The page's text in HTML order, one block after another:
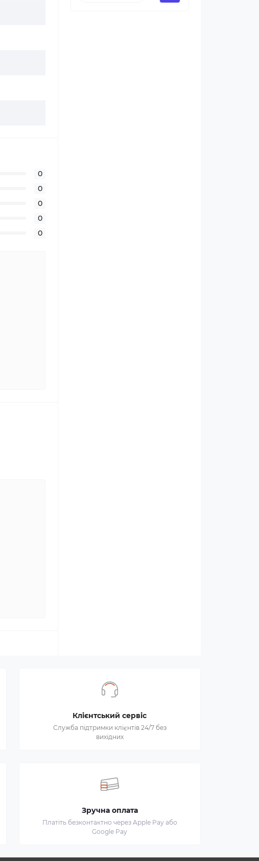
0
0
0
0
0
Клієнтський сервіс
Служба підтримки клієнтів 24/7 без
вихідних
Зручна оплата
Платіть безконтактно через Apple Pay або
Google Pay